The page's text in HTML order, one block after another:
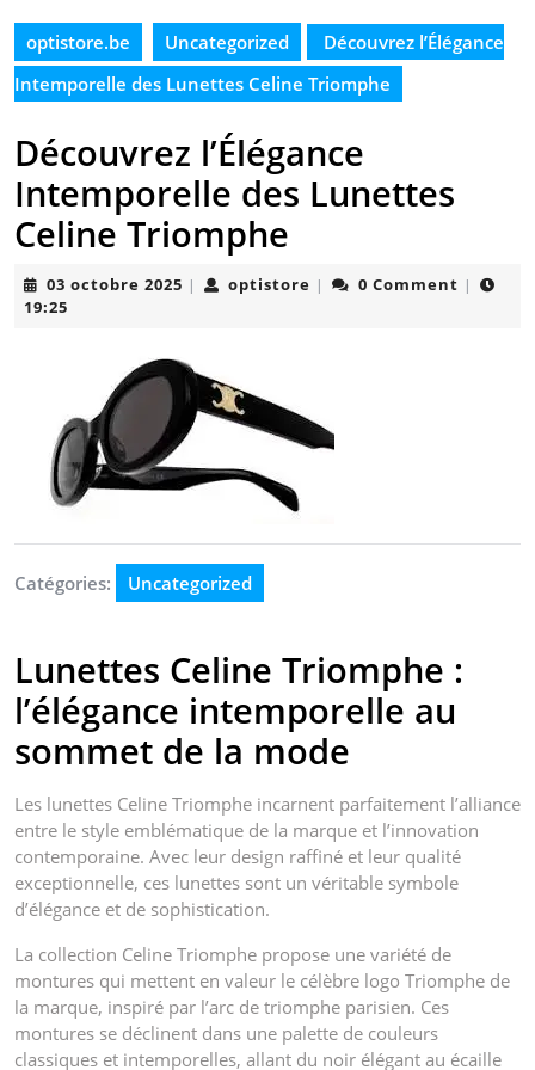
optistore.be Uncategorized
Découvrez l’Élégance
Intemporelle des Lunettes Celine Triomphe
Découvrez l’Élégance
Intemporelle des Lunettes
Celine Triomphe
03 octobre 2025 03| optistore optistore
| 0 Comment |
19:25
Catégories: Uncategorized
Lunettes Celine Triomphe :
l’élégance intemporelle au
sommet de la mode
Les lunettes Celine Triomphe incarnent parfaitement l’alliance
entre le style emblématique de la marque et l’innovation
contemporaine. Avec leur design raffiné et leur qualité
exceptionnelle, ces lunettes sont un véritable symbole
d’élégance et de sophistication.
La collection Celine Triomphe propose une variété de
montures qui mettent en valeur le célèbre logo Triomphe de
la marque, inspiré par l’arc de triomphe parisien. Ces
montures se déclinent dans une palette de couleurs
classiques et intemporelles, allant du noir élégant au écaille